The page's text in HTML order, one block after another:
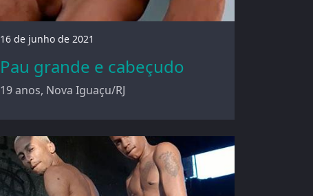
16 de junho de 2021
Pau grande e cabeçudo
19 anos, Nova Iguaçu/RJ